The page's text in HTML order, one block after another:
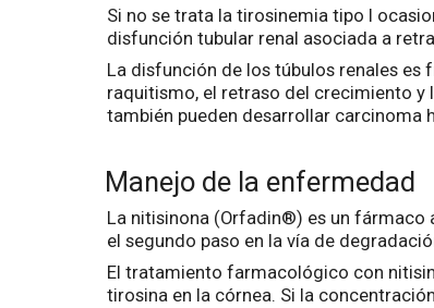
Si no se trata la tirosinemia tipo I
disfunción tubular renal asociada a
La disfunción de los túbulos renales es
raquitismo, el retraso del crecimiento y
también pueden desarrollar carcinoma
Manejo de la enfermedad
La nitisinona (Orfadin®) es un fármaco
el segundo paso en la vía de
El tratamiento farmacológico con
tirosina en la córnea. Si la